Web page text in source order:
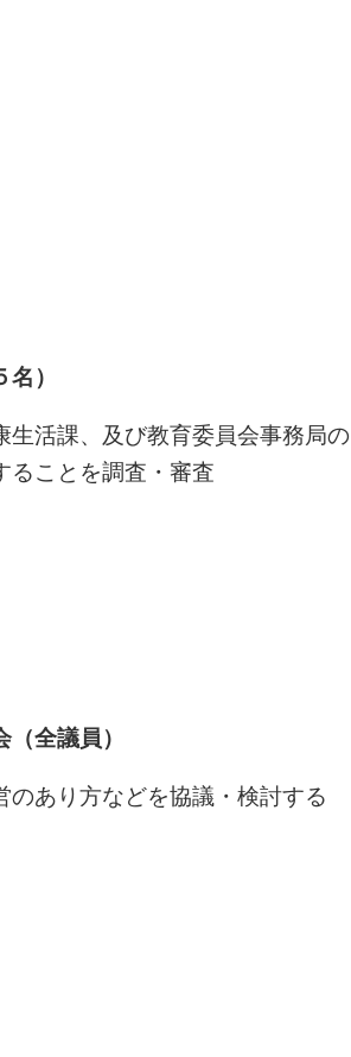
）
生活課、及び教育委員会事務局の
ることを調査・審査
全議員）
のあり方などを協議・検討する